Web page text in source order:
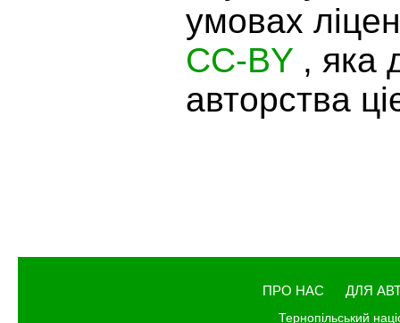
умовах
CC-BY , яка
авторства
ПРО НАС ДЛЯ
Тернопільський